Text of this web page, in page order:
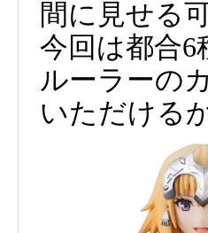
間に見せる
今回は都合
ルーラーの
いただける